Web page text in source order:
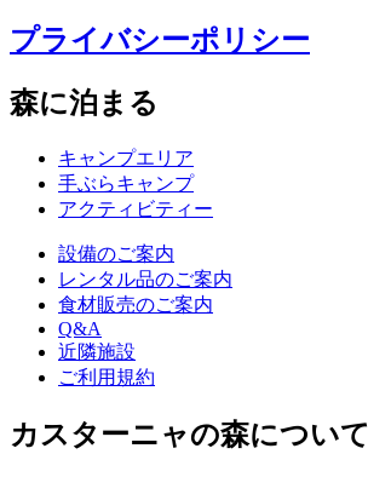
プライバシーポリシー
森に泊まる
キャンプエリア
手ぶらキャンプ
アクティビティー
設備のご案内
レンタル品のご案内
食材販売のご案内
Q&A
近隣施設
ご利用規約
カスターニャの森について